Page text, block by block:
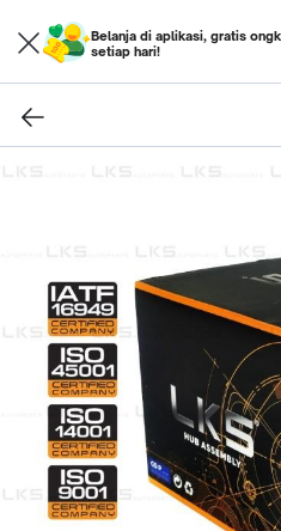
Belanja di aplikasi, gratis
setiap hari!